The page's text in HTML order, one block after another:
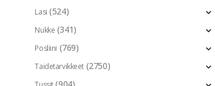
Lasi (524)
Nukke (341)
Posliini (769)
Taidetarvikkeet (2750)